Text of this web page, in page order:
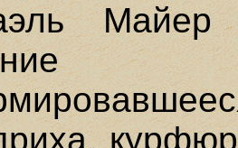
Майер